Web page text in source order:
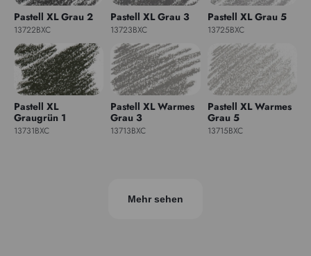
Pastell XL Grau 2
13722BXC
Pastell XL Grau 3
13723BXC
Pastell XL Grau 5
13725BXC
Pastell XL
Graugrün 1
13731BXC
Pastell XL Warmes
Grau 3
13713BXC
Pastell XL Warmes
Grau 5
13715BXC
Mehr sehen